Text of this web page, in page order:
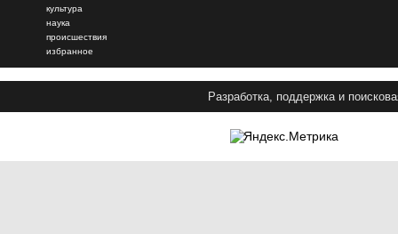
культура
наука
происшествия
избранное
Разработка, поддержка и